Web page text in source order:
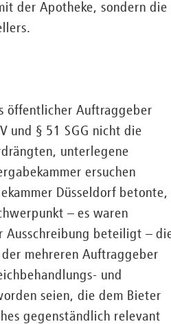
der Apotheke, sondern die
öffentlicher Auftraggeber
und § 51 SGG nicht die
unterlegene
ersuchen
Düsseldorf betonte,
– es waren
Ausschreibung beteiligt –
mehreren Auftraggeber
und
seien, die dem Bieter
gegenständlich relevant